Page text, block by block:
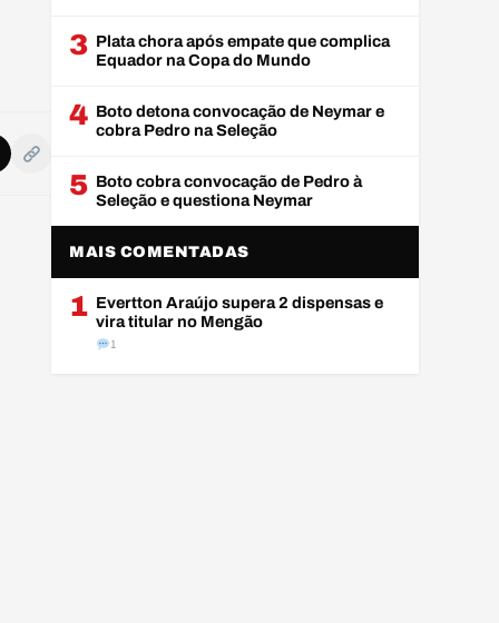
3 Plata chora após empate que complica
Equador na Copa do Mundo
4 Boto detona convocação de Neymar e
cobra Pedro na Seleção
5 Boto cobra convocação de Pedro à
Seleção e questiona Neymar
MAIS COMENTADAS
1 Evertton Araújo supera 2 dispensas e
vira titular no Mengão
1